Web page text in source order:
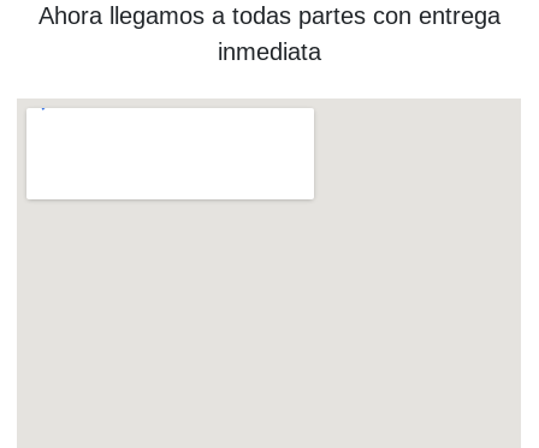
Ahora llegamos a todas partes con entrega
inmediata